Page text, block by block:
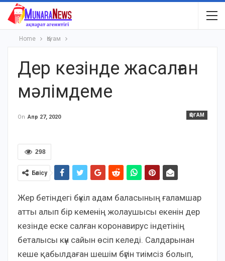
Home Қоғам
Дер кезінде жасалған
мәлімдеме
ҚОҒАМ
On Апр 27, 2020
298
Бөлісу
Жер бетіндегі бүкіл адам баласының ғаламшар
атты алып бір кеменің жолаушысы екенін дер
кезінде еске салған коронавирус індетінің
беталысы күн сайын өсіп келеді. Салдарынан
кеше қабылдаған шешім бүгін тиімсіз болып,